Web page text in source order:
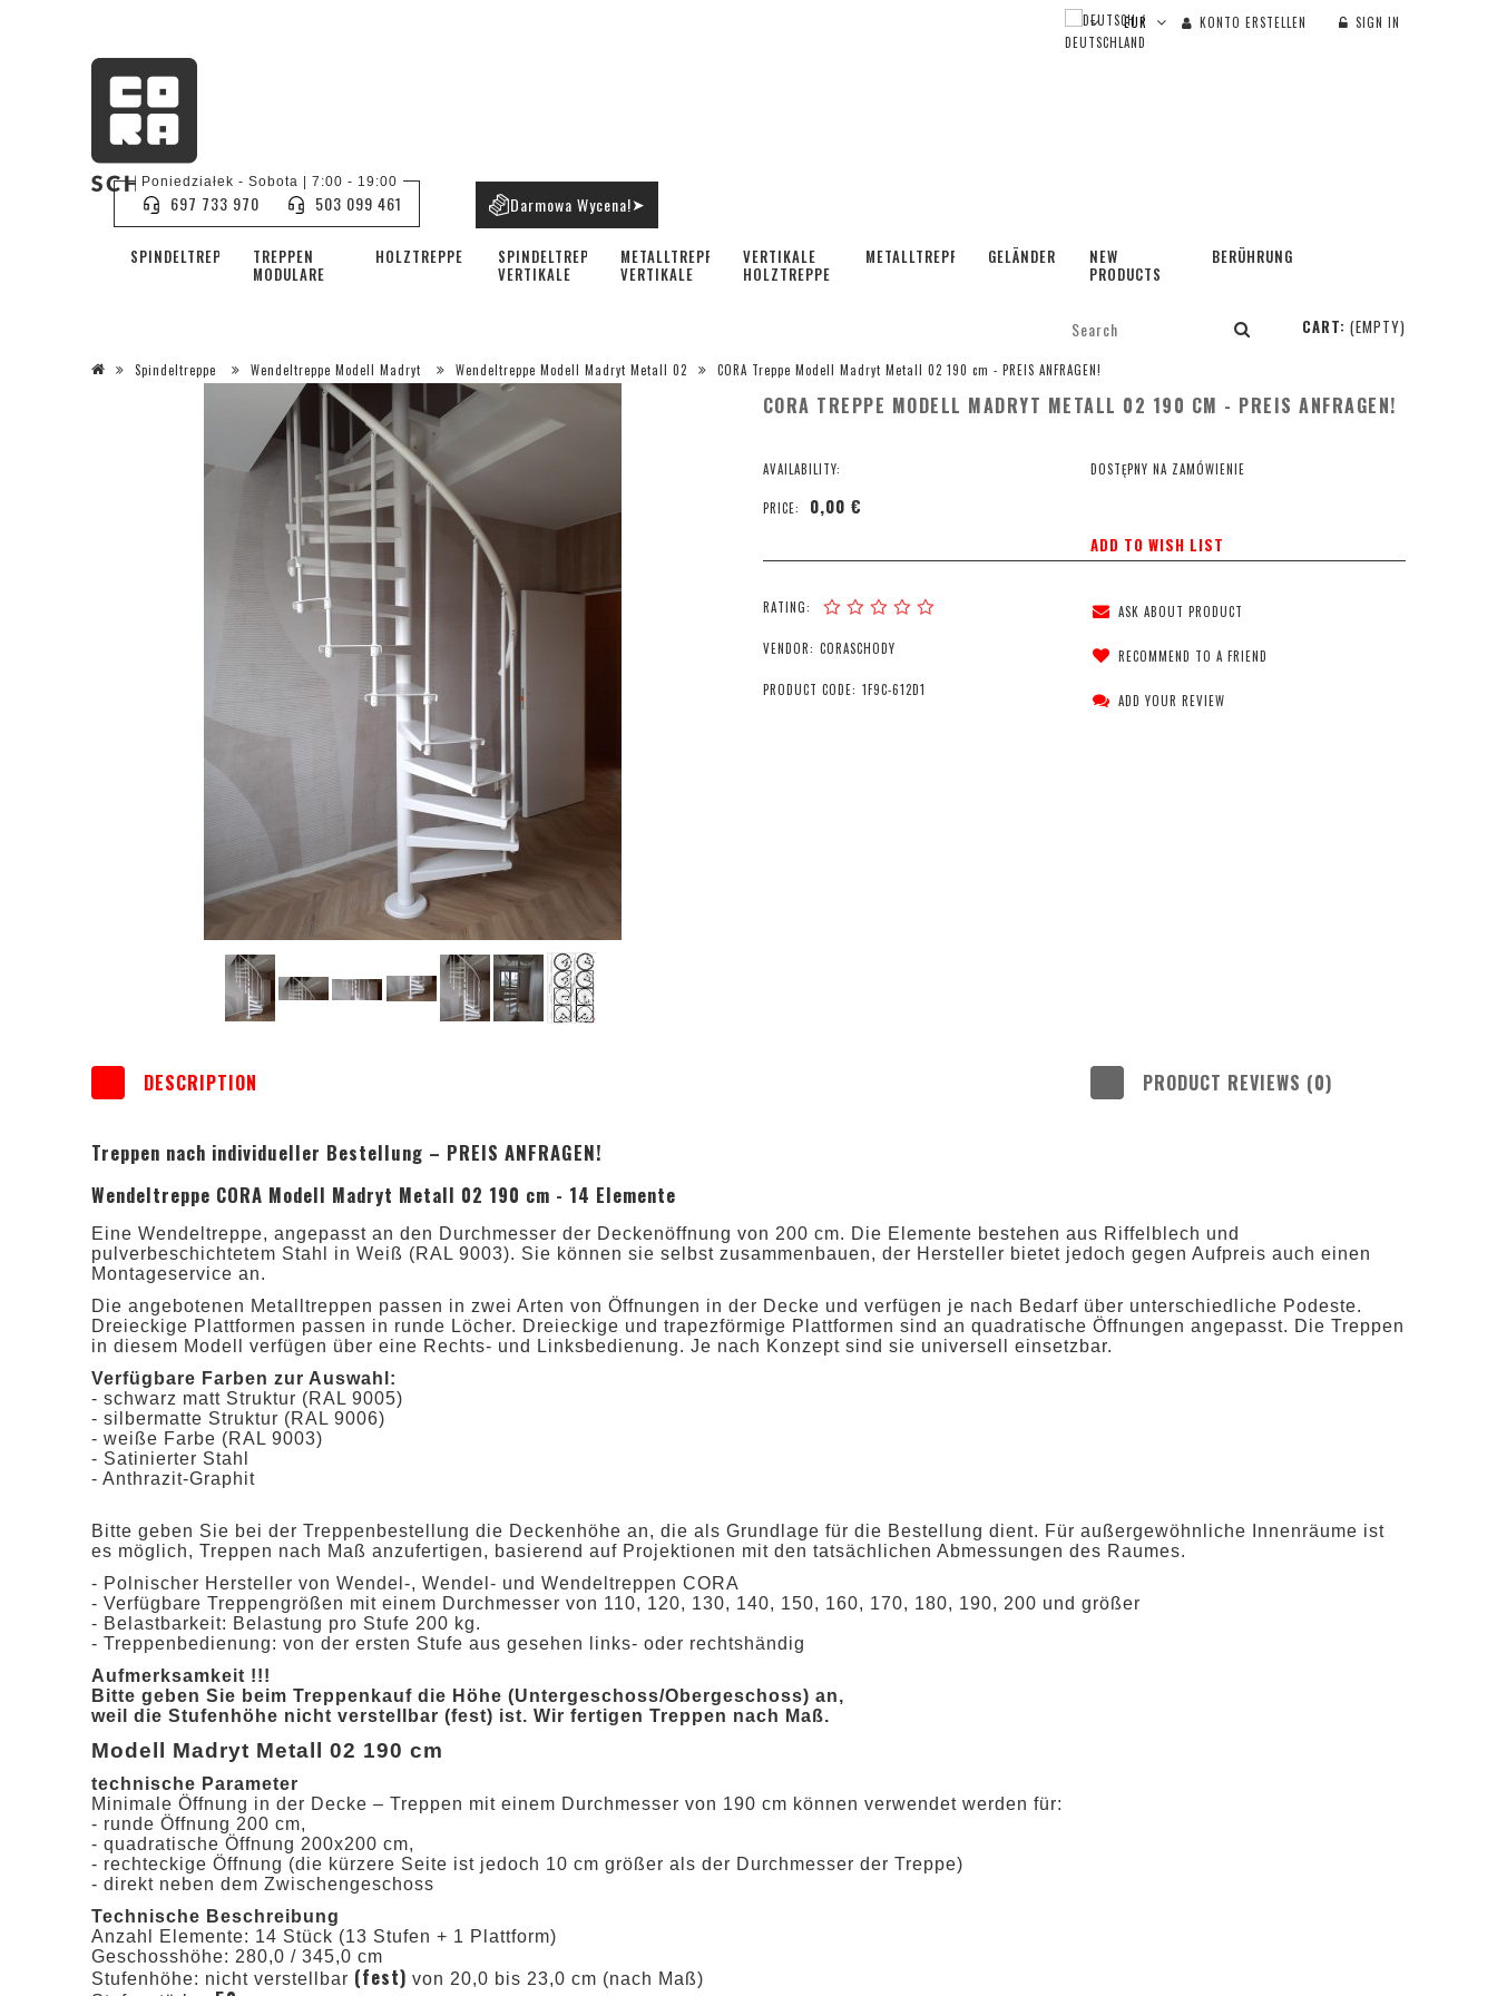
KONTO ERSTELLEN SIGN IN
SPINDELTREPPE
TREPPEN
MODULARE
HOLZTREPPEN
SPINDELTREPPE
VERTIKALE
METALLTREPPE
VERTIKALE
VERTIKALE
HOLZTREPPE
METALLTREPPEN GELÄNDER
NEW
PRODUCTS
BERÜHRUNG
Poniedziałek - Sobota | 7:00 - 19:00
697 733 970 503 099 461 Darmowa Wycena!➤
CART: (EMPTY)
Spindeltreppe Wendeltreppe Modell Madryt Wendeltreppe Modell Madryt Metall 02 CORA Treppe Modell Madryt Metall 02 190 cm - PREIS ANFRAGEN!
CORA TREPPE MODELL MADRYT METALL 02 190 CM - PREIS ANFRAGEN!
AVAILABILITY: DOSTĘPNY NA ZAMÓWIENIE
PRICE: 0,00 €
ADD TO WISH LIST
RATING:
VENDOR: CORASCHODY
PRODUCT CODE: 1F9C-612D1
ASK ABOUT PRODUCT
RECOMMEND TO A FRIEND
ADD YOUR REVIEW
DESCRIPTION PRODUCT REVIEWS (0)
Treppen nach individueller Bestellung – PREIS ANFRAGEN!
Wendeltreppe CORA Modell Madryt Metall 02 190 cm - 14 Elemente
Eine Wendeltreppe, angepasst an den Durchmesser der Deckenöffnung von 200 cm. Die Elemente bestehen aus Riffelblech und
pulverbeschichtetem Stahl in Weiß (RAL 9003). Sie können sie selbst zusammenbauen, der Hersteller bietet jedoch gegen Aufpreis auch einen
Montageservice an.
Die angebotenen Metalltreppen passen in zwei Arten von Öffnungen in der Decke und verfügen je nach Bedarf über unterschiedliche Podeste.
Dreieckige Plattformen passen in runde Löcher. Dreieckige und trapezförmige Plattformen sind an quadratische Öffnungen angepasst. Die Treppen
in diesem Modell verfügen über eine Rechts- und Linksbedienung. Je nach Konzept sind sie universell einsetzbar.
Verfügbare Farben zur Auswahl:
- schwarz matt Struktur (RAL 9005)
- silbermatte Struktur (RAL 9006)
- weiße Farbe (RAL 9003)
- Satinierter Stahl
- Anthrazit-Graphit
Bitte geben Sie bei der Treppenbestellung die Deckenhöhe an, die als Grundlage für die Bestellung dient. Für außergewöhnliche Innenräume ist
es möglich, Treppen nach Maß anzufertigen, basierend auf Projektionen mit den tatsächlichen Abmessungen des Raumes.
- Polnischer Hersteller von Wendel-, Wendel- und Wendeltreppen CORA
- Verfügbare Treppengrößen mit einem Durchmesser von 110, 120, 130, 140, 150, 160, 170, 180, 190, 200 und größer
- Belastbarkeit: Belastung pro Stufe 200 kg.
- Treppenbedienung: von der ersten Stufe aus gesehen links- oder rechtshändig
Aufmerksamkeit !!!
Bitte geben Sie beim Treppenkauf die Höhe (Untergeschoss/Obergeschoss) an,
weil die Stufenhöhe nicht verstellbar (fest) ist. Wir fertigen Treppen nach Maß.
Modell Madryt Metall 02 190 cm
technische Parameter
Minimale Öffnung in der Decke – Treppen mit einem Durchmesser von 190 cm können verwendet werden für:
- runde Öffnung 200 cm,
- quadratische Öffnung 200x200 cm,
- rechteckige Öffnung (die kürzere Seite ist jedoch 10 cm größer als der Durchmesser der Treppe)
- direkt neben dem Zwischengeschoss
Technische Beschreibung
Anzahl Elemente: 14 Stück (13 Stufen + 1 Plattform)
Geschosshöhe: 280,0 / 345,0 cm
Stufenhöhe: nicht verstellbar (fest) von 20,0 bis 23,0 cm (nach Maß)